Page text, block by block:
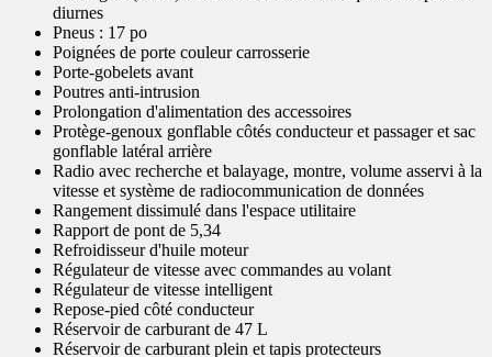
diurnes
Pneus : 17 po
Poignées de porte couleur carrosserie
Porte-gobelets avant
Poutres anti-intrusion
Prolongation d'alimentation des accessoires
Protège-genoux gonflable côtés conducteur et passager et sac
gonflable latéral arrière
Radio avec recherche et balayage, montre, volume asservi à la
vitesse et système de radiocommunication de données
Rangement dissimulé dans l'espace utilitaire
Rapport de pont de 5,34
Refroidisseur d'huile moteur
Régulateur de vitesse avec commandes au volant
Régulateur de vitesse intelligent
Repose-pied côté conducteur
Réservoir de carburant de 47 L
Réservoir de carburant plein et tapis protecteurs